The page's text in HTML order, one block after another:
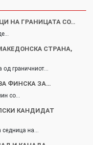
НА ГРАНИЦАТА СО…
СТРАНА,
од граничниот…
ФИНСКА ЗА…
со…
КАНДИДАТ
седница на…